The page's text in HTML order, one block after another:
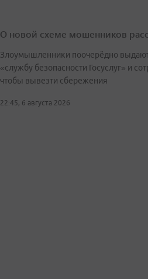
О новой схеме мошенников
Злоумышленники поочерёдно выдают
«службу безопасности Госуслуг» и
чтобы вывезти сбережения
22:45, 6 августа 2026